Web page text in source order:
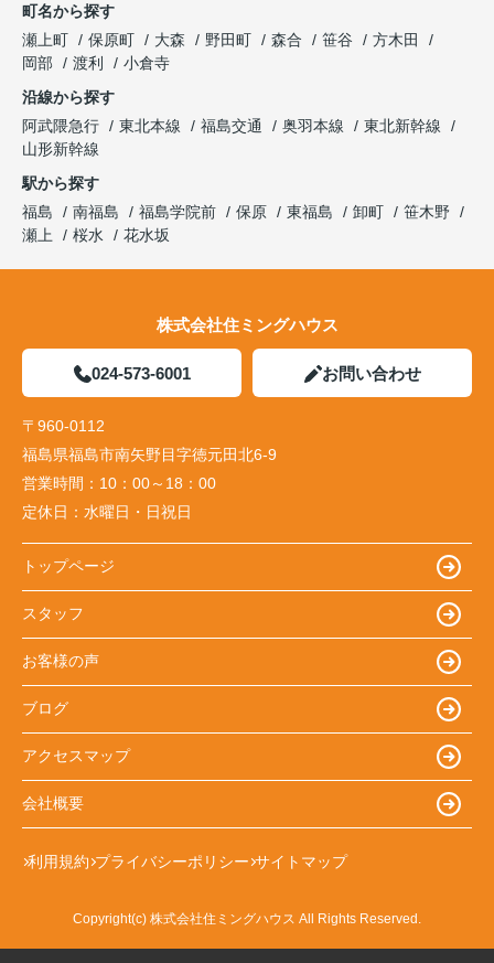
町名から探す
瀬上町
保原町 大森 野田町 森合 笹谷
方木田
岡部
渡利
小倉寺
沿線から探す
阿武隈急行
東北本線 福島交通 奥羽本線
東北新幹線
山形新幹線
駅から探す
福島
南福島 福島学院前 保原 東福島 卸町
笹木野
瀬上
桜水 花水坂
株式会社住ミングハウス
024-573-6001 お問い合わせ
〒960-0112
福島県福島市南矢野目字徳元田北6-9
営業時間： 10：00～18：00
定休日： 水曜日・日祝日
トップページ
スタッフ
お客様の声
ブログ
アクセスマップ
会社概要
利用規約 プライバシーポリシー サイトマップ
Copyright(c) 株式会社住ミングハウス All Rights Reserved.